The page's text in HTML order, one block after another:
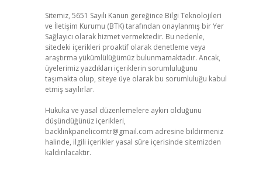
Sitemiz, 5651 Sayılı Kanun gereğince Bilgi Teknolojileri
ve İletişim Kurumu (BTK) tarafından onaylanmış bir Yer
Sağlayıcı olarak hizmet vermektedir. Bu nedenle,
sitedeki içerikleri proaktif olarak denetleme veya
araştırma yükümlülüğümüz bulunmamaktadır. Ancak,
üyelerimiz yazdıkları içeriklerin sorumluluğunu
taşımakta olup, siteye üye olarak bu sorumluluğu kabul
etmiş sayılırlar.
Hukuka ve yasal düzenlemelere aykırı olduğunu
düşündüğünüz içerikleri,
backlinkpanelicomtr@gmail.com adresine bildirmeniz
halinde, ilgili içerikler yasal süre içerisinde sitemizden
kaldırılacaktır.